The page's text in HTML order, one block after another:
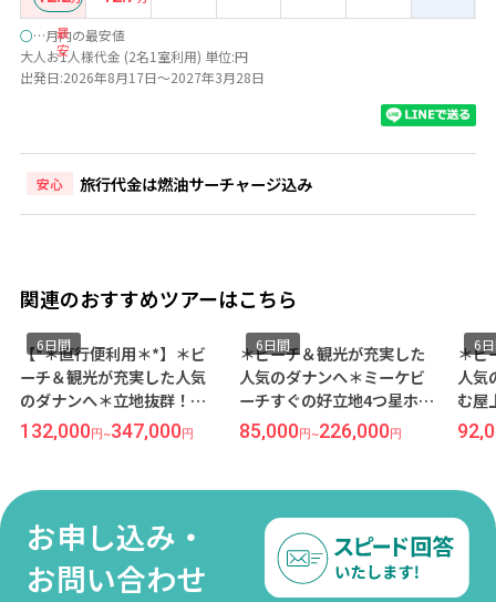
最
安
○…月内の最安値
大人お1人様代金 (2名1室利用) 単位:円
出発日:2026年8月17日～2027年3月28日
安心 旅行代金は燃油サーチャージ込み
関連のおすすめツアーはこちら
【*＊直行便利用＊*】＊ビ
ーチ＆観光が充実した人気
のダナンへ＊立地抜群！ノ
ンヌオックビーチ目の前
『メリア ダナン』宿泊 ダナ
航空利用】
6日間
132,000円~347,000円
＊ビーチ＆観光が充実した
人気のダナンへ＊ミーケビ
ーチすぐの好立地4つ星ホテ
ル『アラカルトダナン』宿
泊 ダナン 3泊6日間【羽田 深
受託手荷物20KG込み●
6日間
85,000円~226,000円
＊ビ
人気
む屋
テル
シ
ジェ
物
6
お申し込み・
お問い合わせ